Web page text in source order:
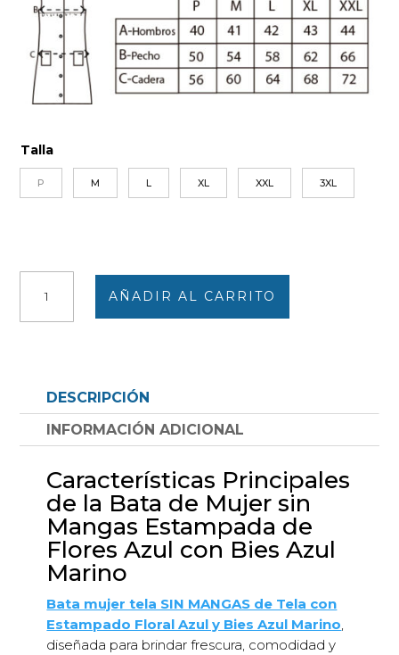
Talla
P M L XL XXL 3XL
mujer
tela
flores
con
marino
cantidad
AÑADIR AL CARRITO
DESCRIPCIÓN
INFORMACIÓN ADICIONAL
Características Principales
de la Bata de Mujer sin
Mangas Estampada de
Flores Azul con Bies Azul
Marino
Bata mujer tela SIN MANGAS de Tela con
Estampado Floral Azul y Bies Azul Marino,
diseñada para brindar frescura, comodidad y